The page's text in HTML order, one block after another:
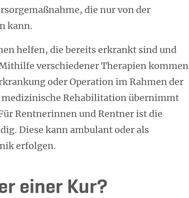
die nur von der
kann.
helfen, die bereits erkrankt sind und
verschiedener Therapien kommen
oder Operation im Rahmen der
Rehabilitation übernimmt
Rentnerinnen und Rentner ist die
Diese kann ambulant oder als
erfolgen.
einer Kur?